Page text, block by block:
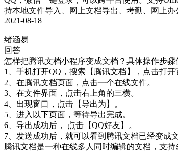
持本地文件导入、网上文档导出、考勤、网上办
2021-08-18
绪涵易
回答
怎样把腾讯文档小程序变成文档？具体操作步骤
1、手机打开QQ，搜索【腾讯文档】，点击打开
2、在腾讯文档页面，点击一个在线文件。
3、在文件界面，点击右上角的三横。
4、出现窗口，点击【导出为】。
5、进入以下页面，等待导出完成。
6、导出成功后， 点击【QQ好友】。
7、发送成功后，就可以看到腾讯文档已经变成文
腾讯文档是一种在线多人同时编辑的文档，支